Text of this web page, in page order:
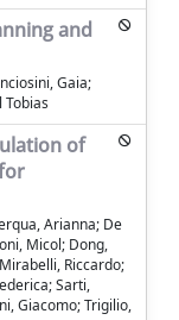
and
Gaia;
Tobias
of
Arianna; De
Micol; Dong,
Riccardo;
Sarti,
Giacomo; Trigilio,